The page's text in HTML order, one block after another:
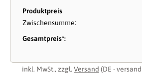
Produktpreis
Zwischensumme:
Gesamtpreis*:
inkl. MwSt., zzgl. Versand (DE -